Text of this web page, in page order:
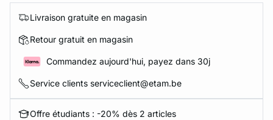
Livraison gratuite en magasin
Retour gratuit en magasin
Commandez aujourd'hui, payez dans 30j
Service clients serviceclient@etam.be
Offre étudiants : -20% dès 2 articles